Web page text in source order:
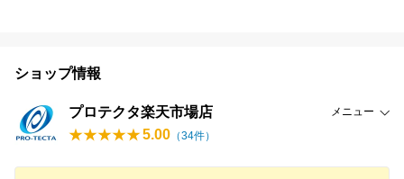
ショップ情報
プロテクタ楽天市場店 メニュー
5.00 （34件）